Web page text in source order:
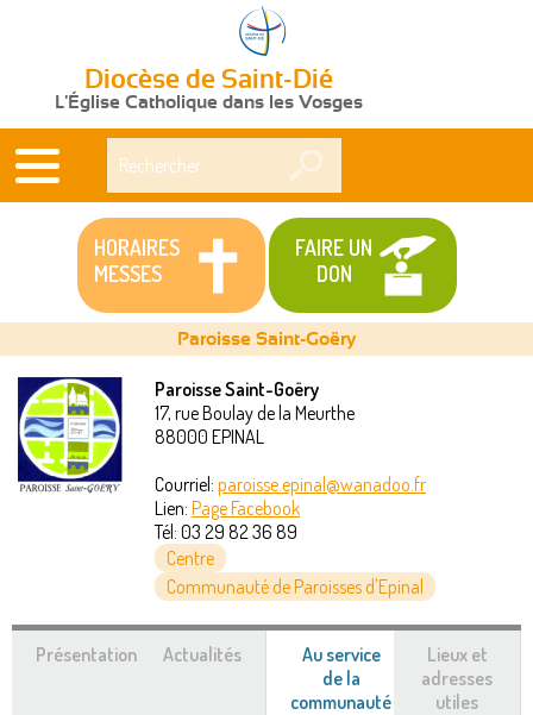
Diocèse de Saint-Dié
L'Église Catholique dans les Vosges
HORAIRES
MESSES
FAIRE UN
DON
Vous
êtes
Paroisse Saint-Goëry
Paroisse Saint-Goëry
17, rue Boulay de la Meurthe
88000 EPINAL
Courriel: paroisse.epinal@wanadoo.fr
Lien: Page Facebook
Tél: 03 29 82 36 89
Centre
Communauté de Paroisses d'Epinal
Présentation Actualités
Au service
de la
communauté (onglet
Lieux et
adresses
utiles